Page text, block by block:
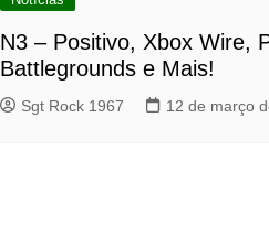
N3 – Positivo, Xbox Wire,
Battlegrounds e Mais!
Sgt Rock 1967 12 de março